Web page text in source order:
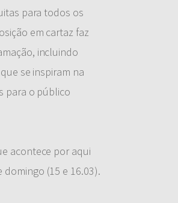
para todos os
em cartaz faz
incluindo
se inspiram na
para o público
acontece por aqui
domingo (15 e 16.03).